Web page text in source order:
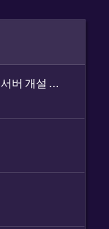
공식 블리자드 고객지원 디스코드 서버 개설 안내